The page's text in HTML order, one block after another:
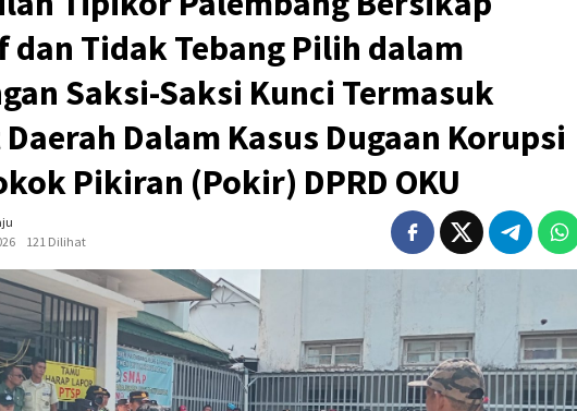
dan Tidak Tebang Pilih dalam
Saksi-Saksi Kunci Termasuk
Dalam Kasus Dugaan Korupsi
Pikiran (Pokir) DPRD OKU
121 Dilihat